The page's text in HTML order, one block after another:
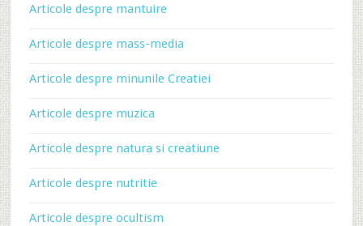
Articole despre mantuire
Articole despre mass-media
Articole despre minunile Creatiei
Articole despre muzica
Articole despre natura si creatiune
Articole despre nutritie
Articole despre ocultism